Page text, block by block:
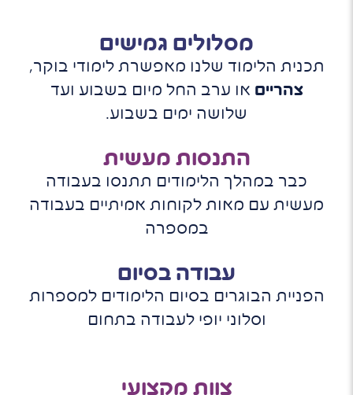
מסלולים גמישים
תכנית הלימוד שלנו מאפשרת לימודי בוקר,
צהריים או ערב החל מיום בשבוע ועד
שלושה ימים בשבוע.
התנסות מעשית
כבר במהלך הלימודים תתנסו בעבודה
מעשית עם מאות לקוחות אמיתיים בעבודה
במספרה
עבודה בסיום
הפניית הבוגרים בסיום הלימודים למספרות
וסלוני יופי לעבודה בתחום
צוות מקצועי